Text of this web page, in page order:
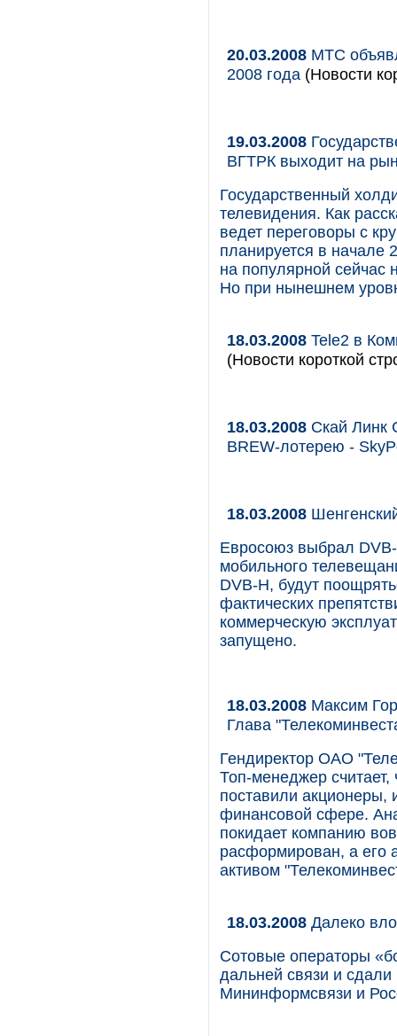
20.03.2008 МТС
2008 года (Новости
19.03.2008
ВГТРК выходит на
Государственный
телевидения. Как
ведет переговоры с
планируется в начале
на популярной сейчас
Но при нынешнем
18.03.2008 Tele2 в
(Новости короткой
18.03.2008 Скай Линк
BREW-лотерею -
18.03.2008
Евросоюз выбрал DVB-
мобильного
DVB-H, будут
фактических
коммерческую
запущено.
18.03.2008 Максим
Глава
Гендиректор ОАО
Топ-менеджер
поставили акционеры,
финансовой сфере.
покидает компанию
расформирован, а его
активом
18.03.2008 Далеко
Сотовые операторы
дальней связи и
Мининформсвязи и